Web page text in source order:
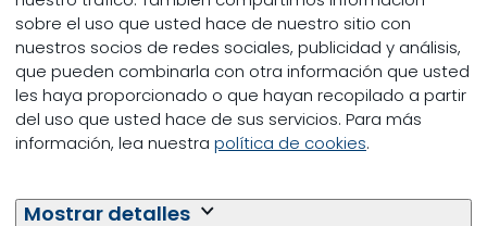
sobre el uso que usted hace de nuestro sitio con
nuestros socios de redes sociales, publicidad y análisis,
que pueden combinarla con otra información que usted
les haya proporcionado o que hayan recopilado a partir
del uso que usted hace de sus servicios. Para más
información, lea nuestra política de cookies.
Mostrar detalles
Lanzamiento Sprayfo Delta
Noticias de actualidad
En Trouw Nutrition vivimos una jornada llena de
inspiración y aprendizaje con el lanzamiento de
el desarrollo saludable de becerras.
08/05/2025